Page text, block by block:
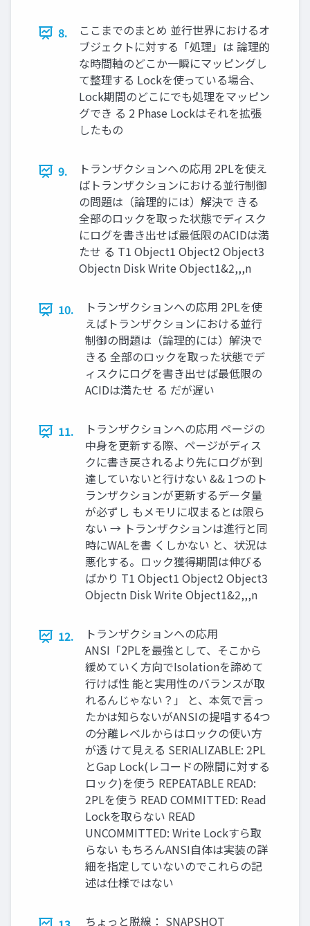
8.
ここまでのまとめ 並行世界におけるオ
ブジェクトに対する「処理」は 論理的
な時間軸のどこか一瞬にマッピングし
て整理する Lockを使っている場合、
Lock期間のどこにでも処理をマッピン
グでき る 2 Phase Lockはそれを拡張
したもの
9.
トランザクションへの応用 2PLを使え
ばトランザクションにおける並行制御
の問題は（論理的には）解決で きる
全部のロックを取った状態でディスク
にログを書き出せば最低限のACIDは満
たせ る T1 Object1 Object2 Object3
Objectn Disk Write Object1&2,,,n
10.
トランザクションへの応用 2PLを使
えばトランザクションにおける並行
制御の問題は（論理的には）解決で
きる 全部のロックを取った状態でデ
ィスクにログを書き出せば最低限の
ACIDは満たせ る だが遅い
11.
トランザクションへの応用 ページの
中身を更新する際、ページがディス
クに書き戻されるより先にログが到
達していないと行けない && 1つのト
ランザクションが更新するデータ量
が必ずし もメモリに収まるとは限ら
ない → トランザクションは進行と同
時にWALを書 くしかない と、状況は
悪化する。ロック獲得期間は伸びる
ばかり T1 Object1 Object2 Object3
Objectn Disk Write Object1&2,,,n
12.
トランザクションへの応用
ANSI「2PLを最強として、そこから
緩めていく方向でIsolationを諦めて
行けば性 能と実用性のバランスが取
れるんじゃない？」 と、本気で言っ
たかは知らないがANSIの提唱する4つ
の分離レベルからはロックの使い方
が透 けて見える SERIALIZABLE: 2PL
とGap Lock(レコードの隙間に対する
ロック)を使う REPEATABLE READ:
2PLを使う READ COMMITTED: Read
Lockを取らない READ
UNCOMMITTED: Write Lockすら取
らない もちろんANSI自体は実装の詳
細を指定していないのでこれらの記
述は仕様ではない
ちょっと脱線： SNAPSHOT